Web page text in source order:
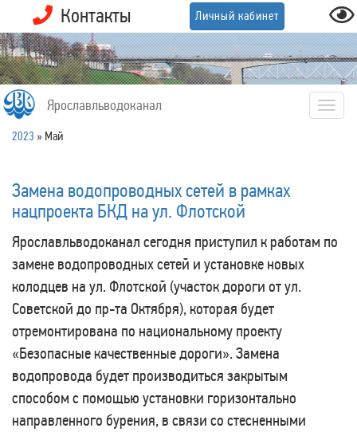
Контакты Личный кабинет
Ярославльводоканал
2023 » Май
Замена водопроводных сетей в рамках
нацпроекта БКД на ул. Флотской
Ярославльводоканал сегодня приступил к работам по
замене водопроводных сетей и установке новых
колодцев на ул. Флотской (участок дороги от ул.
Советской до пр-та Октября), которая будет
отремонтирована по национальному проекту
«Безопасные качественные дороги». Замена
водопровода будет производиться закрытым
способом с помощью установки горизонтально
направленного бурения, в связи со стесненными